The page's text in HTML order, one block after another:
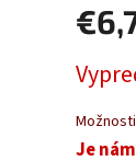
cena:
Je